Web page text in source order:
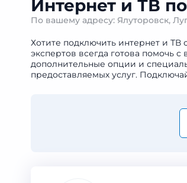
Интернет и ТВ
По вашему адресу: Ялуторовск,
Хотите подключить интернет и ТВ
экспертов всегда готова помочь
дополнительные опции и
предоставляемых услуг.